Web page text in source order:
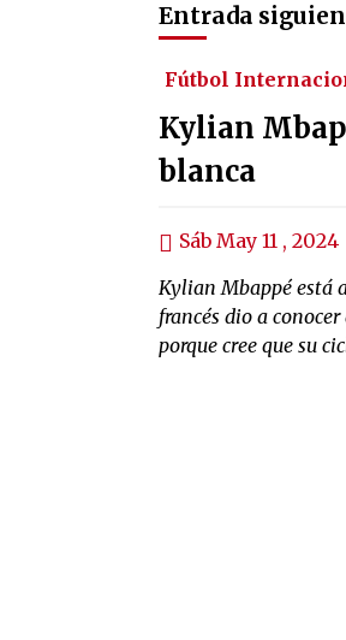
Entrada
Fútbol
Kylian
blanca
Sáb May 11 , 2024
Kylian Mbappé está
francés dio a
porque cree que su